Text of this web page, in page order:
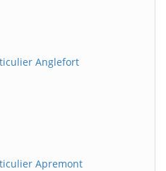
Anglefort
Apremont